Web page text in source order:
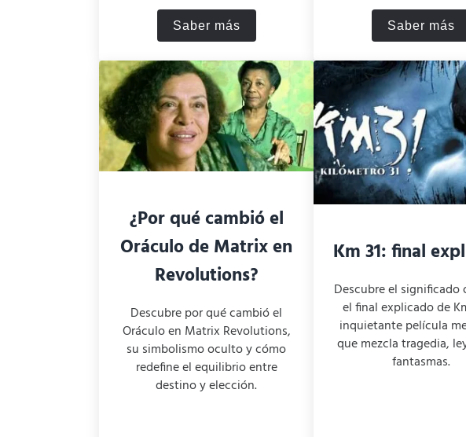
Saber más¿Qué significa el ojo de Sauron?Saber más
El
¿Por qué cambió el
Oráculo de Matrix en
Revolutions?
Descubre por qué cambió el
Oráculo en Matrix Revolutions,
su simbolismo oculto y cómo
redefine el equilibrio entre
destino y elección.
Km 31: final
Descubre el
el final explicado de
inquietante película
que mezcla tragedia,
fantasmas.